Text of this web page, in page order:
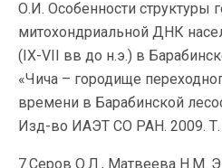
О.И. Особенности структуры
митохондриальной ДНК
(IX-VII вв до н.э.) в
«Чича – городище
времени в Барабинской
Изд-во ИАЭТ СО РАН. 2009. Т.
7.Серов О.Л., Матвеева Н.М.